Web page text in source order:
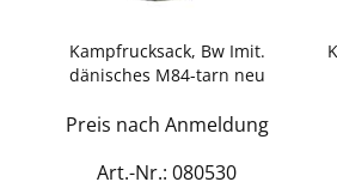
Kampfrucksack, Bw Imit.
dänisches M84-tarn neu
Preis nach Anmeldung
Art.-Nr.: 080530